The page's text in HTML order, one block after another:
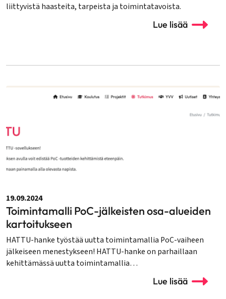
liittyvistä haasteita, tarpeista ja toimintatavoista.
Lue lisää
19.09.2024
Toimintamalli PoC-jälkeisten osa-alueiden
kartoitukseen
HATTU-hanke työstää uutta toimintamallia PoC-vaiheen
jälkeiseen menestykseen! HATTU-hanke on parhaillaan
kehittämässä uutta toimintamallia…
Lue lisää